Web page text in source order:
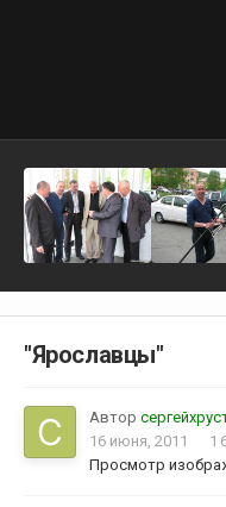
"Ярославцы"
Автор
16 июня, 2011
1
Просмотр